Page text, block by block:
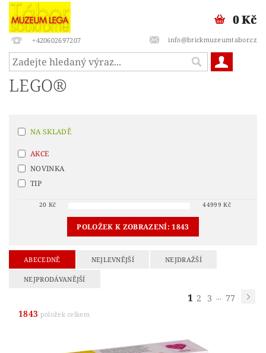
+420602697207 info@brickmuzeumtabor.cz
0 Kč
LEGO®
NA SKLADĚ
AKCE
NOVINKA
TIP
20 Kč 44999 Kč
POLOŽEK K ZOBRAZENÍ:1843
ABECEDNĚ NEJLEVNĚJŠÍ NEJDRAŽŠÍ
NEJPRODÁVANĚJŠÍ
1 2 3 ... 77
1843 položek celkem